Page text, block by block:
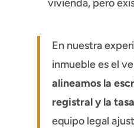
vivienda, pero
En nuestra
inmueble es el
alineamos la
registral y la
equipo legal